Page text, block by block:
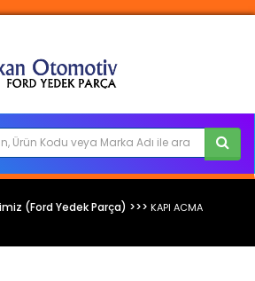
(Ford Yedek Parça) >>> KAPI ACMA